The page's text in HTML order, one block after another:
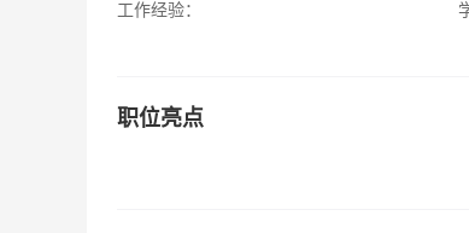
工作经验：
职位亮点